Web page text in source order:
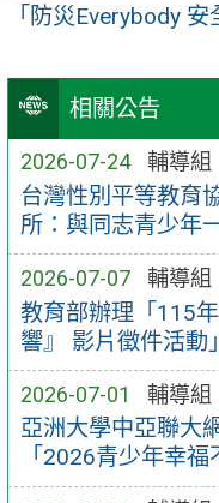
相關公告
2026-07-24 輔導組
台灣性別平等教育
所：與同志青少年
2026-07-07 輔導組
教育部辦理「115
響』 影片徵件活動」
2026-07-01 輔導組
亞洲大學中亞聯大
「2026青少年幸
「防災Everybody